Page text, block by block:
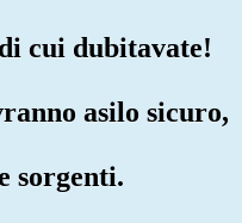
cui dubitavate!
asilo sicuro,
sorgenti.